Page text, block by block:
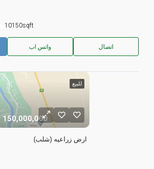
10150sqft
واتس اب اتصال
للبيع
150,000,000
ارض زراعيه (شلب)